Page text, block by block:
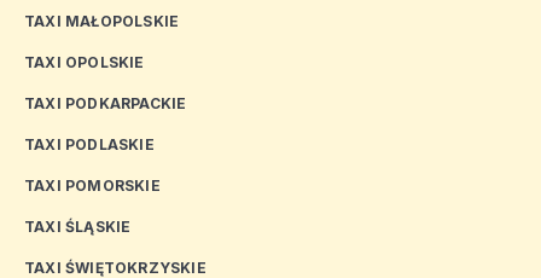
TAXI MAŁOPOLSKIE
TAXI OPOLSKIE
TAXI PODKARPACKIE
TAXI PODLASKIE
TAXI POMORSKIE
TAXI ŚLĄSKIE
TAXI ŚWIĘTOKRZYSKIE